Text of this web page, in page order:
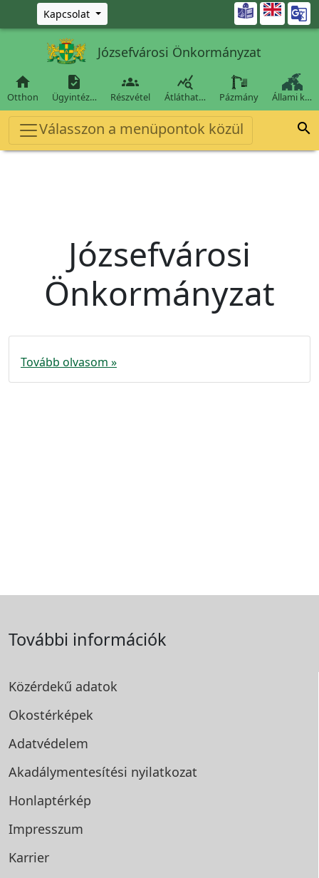
Ugrás a fő tartalomra
Kapcsolat 
Józsefvárosi Önkormányzat

Otthon

Ügyintéz…

Részvétel

Átláthat… Pázmány Állami k…
Válasszon a menüpontok közül 
Józsefvárosi
Önkormányzat
Tovább olvasom »
További információk
Közérdekű adatok
Okostérképek
Adatvédelem
Akadálymentesítési nyilatkozat
Honlaptérkép
Impresszum
Karrier